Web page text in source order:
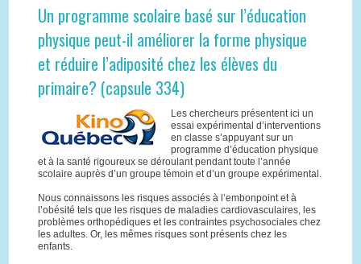
Un programme scolaire basé sur l’éducation
physique peut-il améliorer la forme physique
et réduire l’adiposité chez les élèves du
primaire? (capsule 334)
Les chercheurs présentent ici un
essai expérimental d’interventions
en classe s’appuyant sur un
programme d’éducation physique
et à la santé rigoureux se déroulant pendant toute l’année
scolaire auprès d’un groupe témoin et d’un groupe expérimental.
Nous connaissons les risques associés à l’embonpoint et à
l’obésité tels que les risques de maladies cardiovasculaires, les
problèmes orthopédiques et les contraintes psychosociales chez
les adultes. Or, les mêmes risques sont présents chez les
enfants.